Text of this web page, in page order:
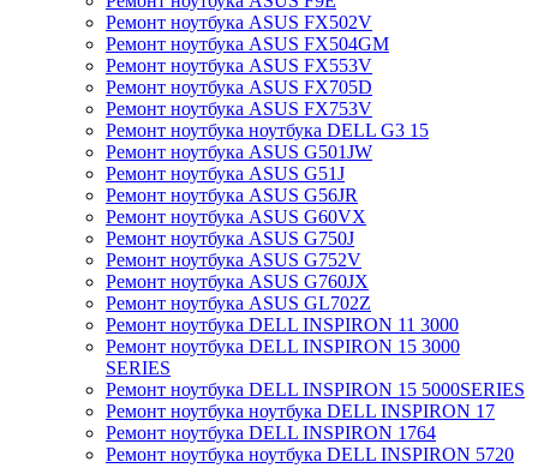
Ремонт ноутбука ASUS FX502V
Ремонт ноутбука ASUS FX504GM
Ремонт ноутбука ASUS FX553V
Ремонт ноутбука ASUS FX705D
Ремонт ноутбука ASUS FX753V
Ремонт ноутбука ноутбука DELL G3 15
Ремонт ноутбука ASUS G501JW
Ремонт ноутбука ASUS G51J
Ремонт ноутбука ASUS G56JR
Ремонт ноутбука ASUS G60VX
Ремонт ноутбука ASUS G750J
Ремонт ноутбука ASUS G752V
Ремонт ноутбука ASUS G760JX
Ремонт ноутбука ASUS GL702Z
Ремонт ноутбука DELL INSPIRON 11 3000
Ремонт ноутбука DELL INSPIRON 15 3000
SERIES
Ремонт ноутбука DELL INSPIRON 15 5000SERIES
Ремонт ноутбука ноутбука DELL INSPIRON 17
Ремонт ноутбука DELL INSPIRON 1764
Ремонт ноутбука ноутбука DELL INSPIRON 5720